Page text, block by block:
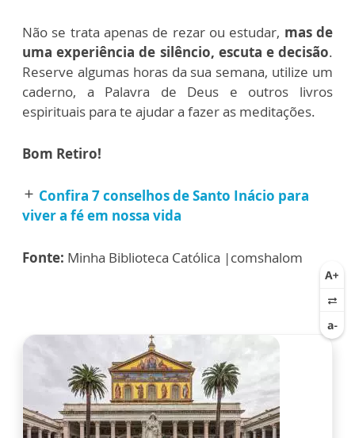
Não se trata apenas de rezar ou estudar, mas de
uma experiência de silêncio, escuta e decisão.
Reserve algumas horas da sua semana, utilize um
caderno, a Palavra de Deus e outros livros
espirituais para te ajudar a fazer as meditações.
Bom Retiro!
add Confira 7 conselhos de Santo Inácio para
viver a fé em nossa vida
Fonte: Minha Biblioteca Católica |comshalom